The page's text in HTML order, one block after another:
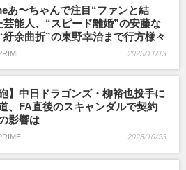
あ〜ちゃんで注目“ファンと結
芸能人、“スピード離婚”の安藤な
紆余曲折”の東野幸治まで行方様々
2025/11/13
砲】中日ドラゴンズ・柳裕也投手に
、FA直後のスキャンダルで契約
影響は
2025/10/23